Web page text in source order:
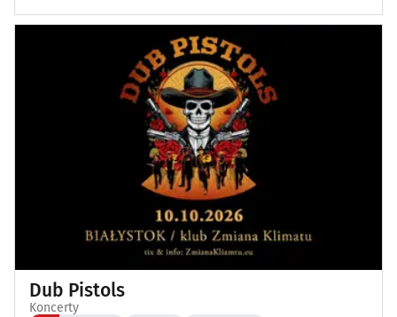
Dub Pistols
Koncerty